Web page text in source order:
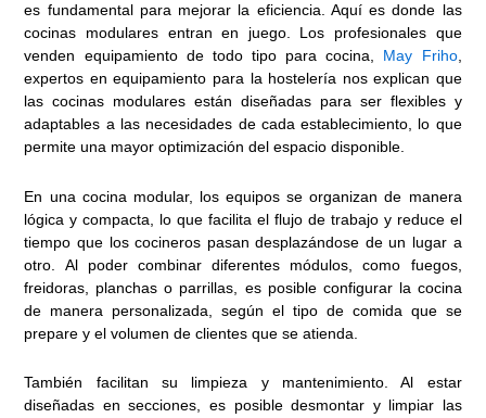
es fundamental para mejorar la eficiencia. Aquí es donde las
cocinas modulares entran en juego. Los profesionales que
venden equipamiento de todo tipo para cocina, May Friho,
expertos en equipamiento para la hostelería nos explican que
las cocinas modulares están diseñadas para ser flexibles y
adaptables a las necesidades de cada establecimiento, lo que
permite una mayor optimización del espacio disponible.
En una cocina modular, los equipos se organizan de manera
lógica y compacta, lo que facilita el flujo de trabajo y reduce el
tiempo que los cocineros pasan desplazándose de un lugar a
otro. Al poder combinar diferentes módulos, como fuegos,
freidoras, planchas o parrillas, es posible configurar la cocina
de manera personalizada, según el tipo de comida que se
prepare y el volumen de clientes que se atienda.
También facilitan su limpieza y mantenimiento. Al estar
diseñadas en secciones, es posible desmontar y limpiar las